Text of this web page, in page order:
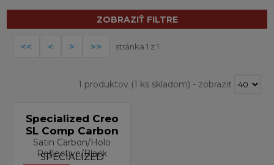
ZOBRAZIŤ FILTRE
stránka 1 z 1
1 produktov(1 ks skladom) - zobraziť
Specialized Creo
SL Comp Carbon
Satin Carbon/Holo
Reflective/Black
SPECIALIZED